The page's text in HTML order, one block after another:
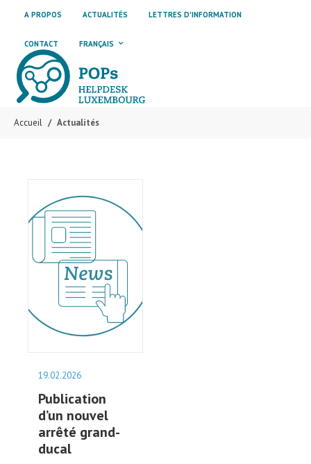
A PROPOS ACTUALITÉS LETTRES D'INFORMATION
CONTACT FRANÇAIS
Accueil Actualités
19.02.2026
Publication
d’un nouvel
arrêté grand-
ducal